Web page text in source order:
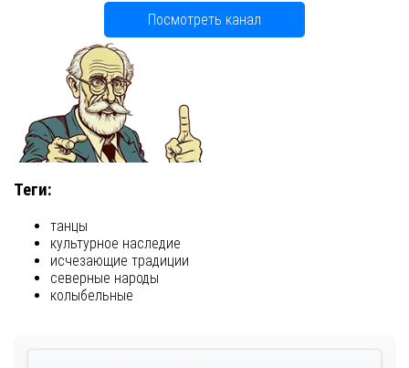
Посмотреть канал
Теги:
танцы
культурное наследие
исчезающие традиции
северные народы
колыбельные